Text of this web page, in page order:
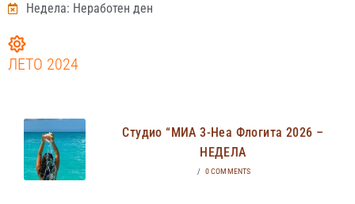
Недела: Неработен ден
ЛЕТО 2024
Студио “МИА 3-Неа Флогита 2026 –
НЕДЕЛА
/ 0 COMMENTS